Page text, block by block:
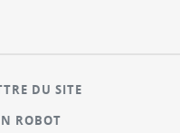
DU SITE
ROBOT